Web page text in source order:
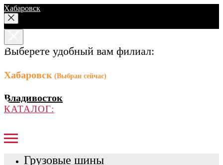
Хабаровск
Выберете удобный вам филиал:
Хабаровск (Выбран сейчас)
Владивосток
КАТАЛОГ:
Грузовые шины